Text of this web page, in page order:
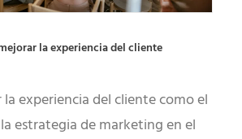
la experiencia del cliente
la experiencia del cliente como el
estrategia de marketing en el